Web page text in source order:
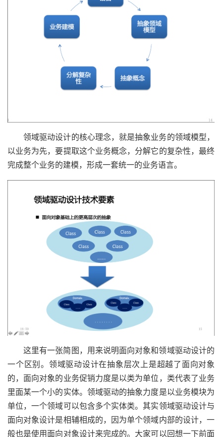
领域驱动设计的核心理念，就是抽象业务的领域模型，
以业务为先，要提取这个业务概念，分解它的复杂性，最终
完成整个业务的建模，形成一套统一的业务语言。
这里有一张简图，用来说明面向对象和领域驱动设计的
一个区别。领域驱动设计在抽象层次上是超越了面向对象
的，面向对象的业务促销力度是以类为单位，类代表了业务
里面某一个小的实体。领域驱动的抽象力度是以业务模块为
单位，一个领域可以包含多个实体类。其实领域驱动设计与
面向对象设计是相辅相成的，因为单个领域内部的设计，一
般也是使用面向对象设计来完成的。大家可以回想一下前面